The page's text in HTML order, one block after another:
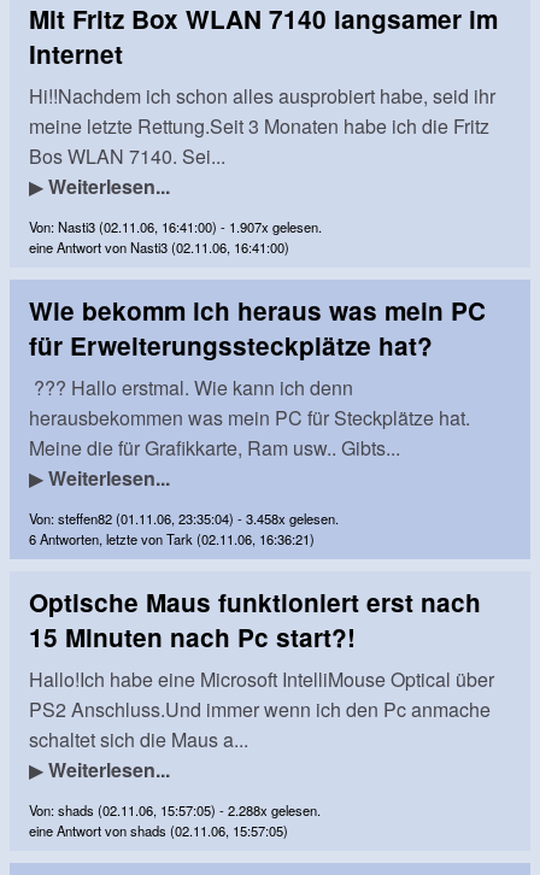
Mit Fritz Box WLAN 7140 langsamer im
Internet
Hi!!Nachdem ich schon alles ausprobiert habe, seid ihr
meine letzte Rettung.Seit 3 Monaten habe ich die Fritz
Bos WLAN 7140. Sei...
▶Weiterlesen...
Von: Nasti3 (02.11.06, 16:41:00) - 1.907x gelesen.
eine Antwort von Nasti3 (02.11.06, 16:41:00)
Wie bekomm ich heraus was mein PC
für Erweiterungssteckplätze hat?
??? Hallo erstmal. Wie kann ich denn
herausbekommen was mein PC für Steckplätze hat.
Meine die für Grafikkarte, Ram usw.. Gibts...
▶Weiterlesen...
Von: steffen82 (01.11.06, 23:35:04) - 3.458x gelesen.
6 Antworten, letzte von Tark (02.11.06, 16:36:21)
Optische Maus funktioniert erst nach
15 Minuten nach Pc start?!
Hallo!Ich habe eine Microsoft IntelliMouse Optical über
PS2 Anschluss.Und immer wenn ich den Pc anmache
schaltet sich die Maus a...
▶Weiterlesen...
Von: shads (02.11.06, 15:57:05) - 2.288x gelesen.
eine Antwort von shads (02.11.06, 15:57:05)